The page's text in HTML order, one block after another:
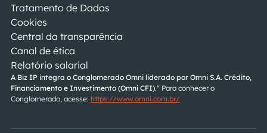
Tratamento de Dados
Cookies
Central da transparência
Canal de ética
Relatório salarial
A Biz IP integra o Conglomerado Omni liderado por Omni S.A. Crédito,
Financiamento e Investimento (Omni CFI)." Para conhecer o
Conglomerado, acesse: https://www.omni.com.br/